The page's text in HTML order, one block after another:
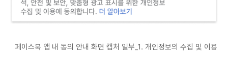
페이스북 앱 내 동의 안내 화면 캡처 일부_1. 개인정보의 수집 및 이용